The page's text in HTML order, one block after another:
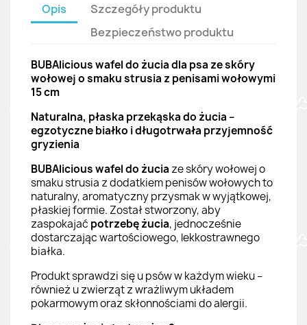
Opis
Szczegóły produktu
Bezpieczeństwo produktu
BUBAlicious wafel do żucia dla psa ze skóry
wołowej o smaku strusia z penisami wołowymi
15 cm
Naturalna, płaska przekąska do żucia –
egzotyczne białko i długotrwała przyjemność
gryzienia
BUBAlicious wafel do żucia ze skóry wołowej o
smaku strusia z dodatkiem penisów wołowych to
naturalny, aromatyczny przysmak w wyjątkowej,
płaskiej formie. Został stworzony, aby
zaspokajać potrzebę żucia, jednocześnie
dostarczając wartościowego, lekkostrawnego
białka.
Produkt sprawdzi się u psów w każdym wieku –
również u zwierząt z wrażliwym układem
pokarmowym oraz skłonnościami do alergii.